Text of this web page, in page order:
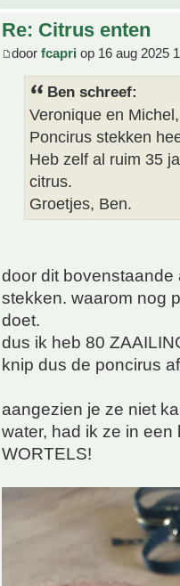
Re: Citrus enten
door fcapri op 16 aug 2025
Ben schreef:
Veronique en Michel,
Poncirus stekken
Heb zelf al ruim 35
citrus.
Groetjes, Ben.
door dit
stekken. waarom nog
doet.
dus ik heb 80
knip dus de poncirus
aangezien je ze niet
water, had ik ze in
WORTELS!